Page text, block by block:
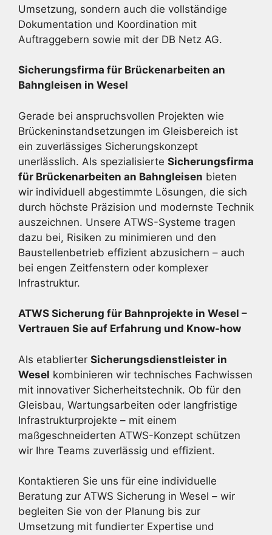
Umsetzung, sondern auch die vollständige
Dokumentation und Koordination mit
Auftraggebern sowie mit der DB Netz AG.
Sicherungsfirma für Brückenarbeiten an
Bahngleisen in Wesel
Gerade bei anspruchsvollen Projekten wie
Brückeninstandsetzungen im Gleisbereich ist
ein zuverlässiges Sicherungskonzept
unerlässlich. Als spezialisierte Sicherungsfirma
für Brückenarbeiten an Bahngleisen bieten
wir individuell abgestimmte Lösungen, die sich
durch höchste Präzision und modernste Technik
auszeichnen. Unsere ATWS-Systeme tragen
dazu bei, Risiken zu minimieren und den
Baustellenbetrieb effizient abzusichern – auch
bei engen Zeitfenstern oder komplexer
Infrastruktur.
ATWS Sicherung für Bahnprojekte in Wesel –
Vertrauen Sie auf Erfahrung und Know-how
Als etablierter Sicherungsdienstleister in
Wesel kombinieren wir technisches Fachwissen
mit innovativer Sicherheitstechnik. Ob für den
Gleisbau, Wartungsarbeiten oder langfristige
Infrastrukturprojekte – mit einem
maßgeschneiderten ATWS-Konzept schützen
wir Ihre Teams zuverlässig und effizient.
Kontaktieren Sie uns für eine individuelle
Beratung zur ATWS Sicherung in Wesel – wir
begleiten Sie von der Planung bis zur
Umsetzung mit fundierter Expertise und